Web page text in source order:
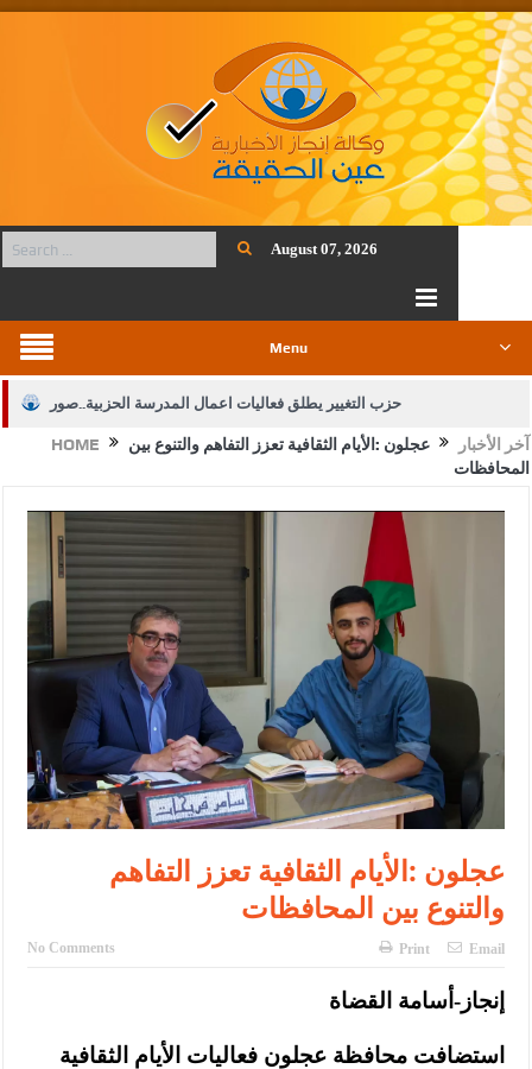
August 07, 2026
Menu
حزب التغيير يطلق فعاليات اعمال المدرسة الحزبية..صور
الجيش يفتح باب التجنيد لحملة البكالوريوس في الحقوق والقانون
الأمن يتلف 16 مليون حبة كبتاجون و1480 كغم مواد مخدرة
النواب يقر مشروع تعديل قانون الملكية العقارية
القاضي يلتقي رؤساء تحرير الصحف اليومية ويؤكد حرص مجلس النواب
على شراكة فاعلة مع الإعلام
دعوة المكلفين بخدمة العلم (الدفعة الثالثة) إلى مراجعة منصة خدمة
العلم
الملك يلتقي مجموعة من رفاق السلاح
الملك يتلقى اتصالا هاتفيا من العاهل البحريني
القاضي محمود أحمد فريحات.. مبارك ومزيدا من التوفيق
HOME آخر الأخبار
عجلون :الأيام الثقافية تعزز التفاهم والتنوع بين
المحافظات
عجلون :الأيام الثقافية تعزز التفاهم
والتنوع بين المحافظات
No Comments Print Email
إنجاز-أسامة القضاة
استضافت محافظة عجلون فعاليات الأيام الثقافية